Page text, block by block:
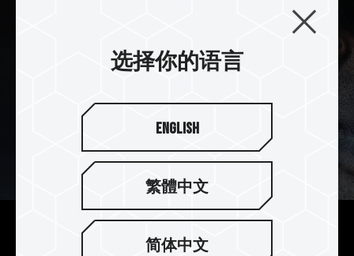
独特鹰眼战斗图腾
选择你的语言
English
繁體中文
简体中文